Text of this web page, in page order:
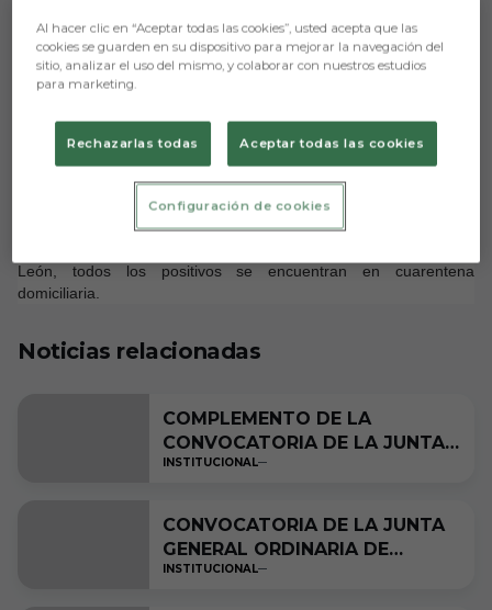
Aún no hay reacciones. ¡Sé el primero!
La entidad blanquinegra informa que, tras las pruebas PCR y test
nuevo caso positivo en COVID-19 en el cuerpo técnico.
Igualmente, al reflejar resultados negativos tras su periodo de
confinamiento, Riki y Zabaco vuelven a la dinámica del equipo.
Los afectados se encuentran bien, siendo todos ellos
asintomáticos o presentando sintomatología leve.
León, todos los positivos se encuentran en cuarentena
domiciliaria.
Noticias relacionadas
COMPLEMENTO DE LA
CONVOCATORIA DE LA JUNTA
GENERAL ORDINARIA DE
DICIEMBRE DE 2024 DE LA
SOCIEDAD BURGOS CLUB DE
FÚTBOL S.A.D.
INSTITUCIONAL
CONVOCATORIA DE LA JUNTA
GENERAL ORDINARIA DE
SOCIOS A CELEBRAR EL 17 DE
INSTITUCIONAL
Al hacer clic en “Aceptar todas las cookies”, usted acepta que las
cookies se guarden en su dispositivo para mejorar la navegación del
sitio, analizar el uso del mismo, y colaborar con nuestros estudios
para marketing.
Rechazarlas todas Aceptar todas las cookies
Configuración de cookies